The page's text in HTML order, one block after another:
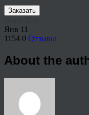
Заказать
Янв 11
1154 0 Отзывы
About the